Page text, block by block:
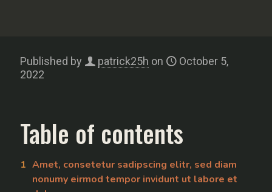
Published by patrick25h on
October 5,
2022
Table of contents
Amet, consetetur sadipscing elitr, sed diam
nonumy eirmod tempor invidunt ut labore et